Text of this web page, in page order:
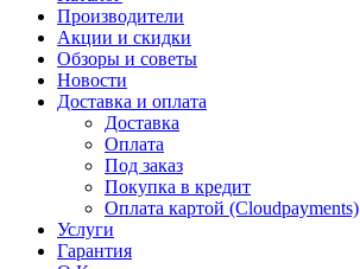
Производители
Акции и скидки
Обзоры и советы
Новости
Доставка и оплата
Доставка
Оплата
Под заказ
Покупка в кредит
Оплата картой (Cloudpayments)
Услуги
Гарантия